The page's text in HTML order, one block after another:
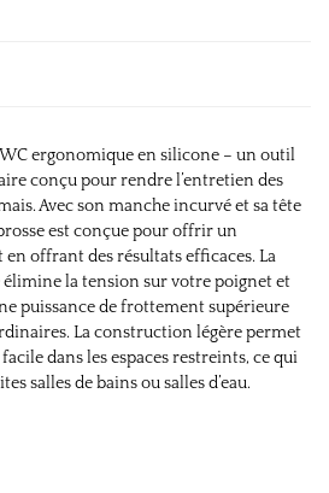
ergonomique en silicone – un outil
conçu pour rendre l’entretien des
Avec son manche incurvé et sa tête
est conçue pour offrir un
offrant des résultats efficaces. La
la tension sur votre poignet et
puissance de frottement supérieure
La construction légère permet
dans les espaces restreints, ce qui
salles de bains ou salles d’eau.